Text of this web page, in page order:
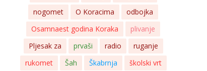
nogomet
O Koracima
odbojka
Osamnaest godina Koraka
plivanje
Pljesak za
prvaši radio
ruganje
rukomet
Šah Škabrnja
školski vrt